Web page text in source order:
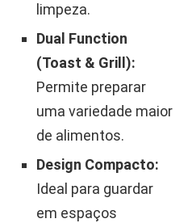
limpeza.
Dual Function
(Toast & Grill):
Permite preparar
uma variedade maior
de alimentos.
Design Compacto:
Ideal para guardar
em espaços